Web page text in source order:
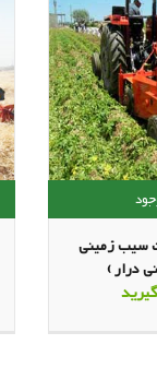
سیب زمینی
درار )